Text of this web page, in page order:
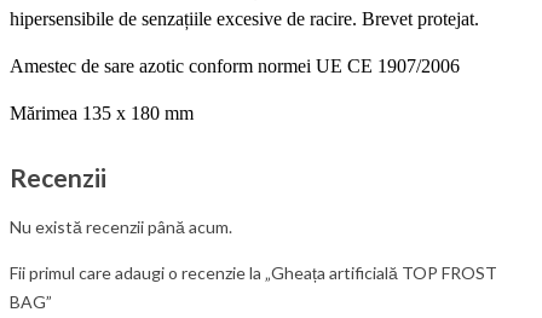
hipersensibile de senzațiile excesive de racire. Brevet protejat.
Amestec de sare azotic conform normei UE CE 1907/2006
Mărimea 135 x 180 mm
Recenzii
Nu există recenzii până acum.
Fii primul care adaugi o recenzie la „Gheața artificială TOP FROST
BAG”